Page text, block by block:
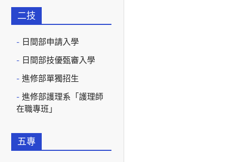
二技
日間部申請入學
日間部技優甄審入學
進修部單獨招生
進修部護理系「護理師
在職專班」
五專